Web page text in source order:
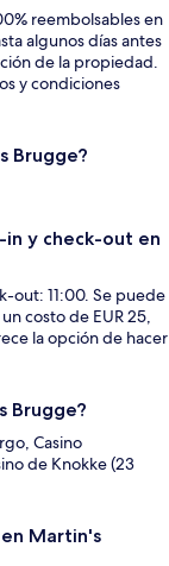
reembolsables en
algunos días antes
de la propiedad.
y condiciones
Brugge?
in y check-out en
out: 11:00. Se puede
costo de EUR 25,
la opción de hacer
Brugge?
Casino
de Knokke (23
Martin's